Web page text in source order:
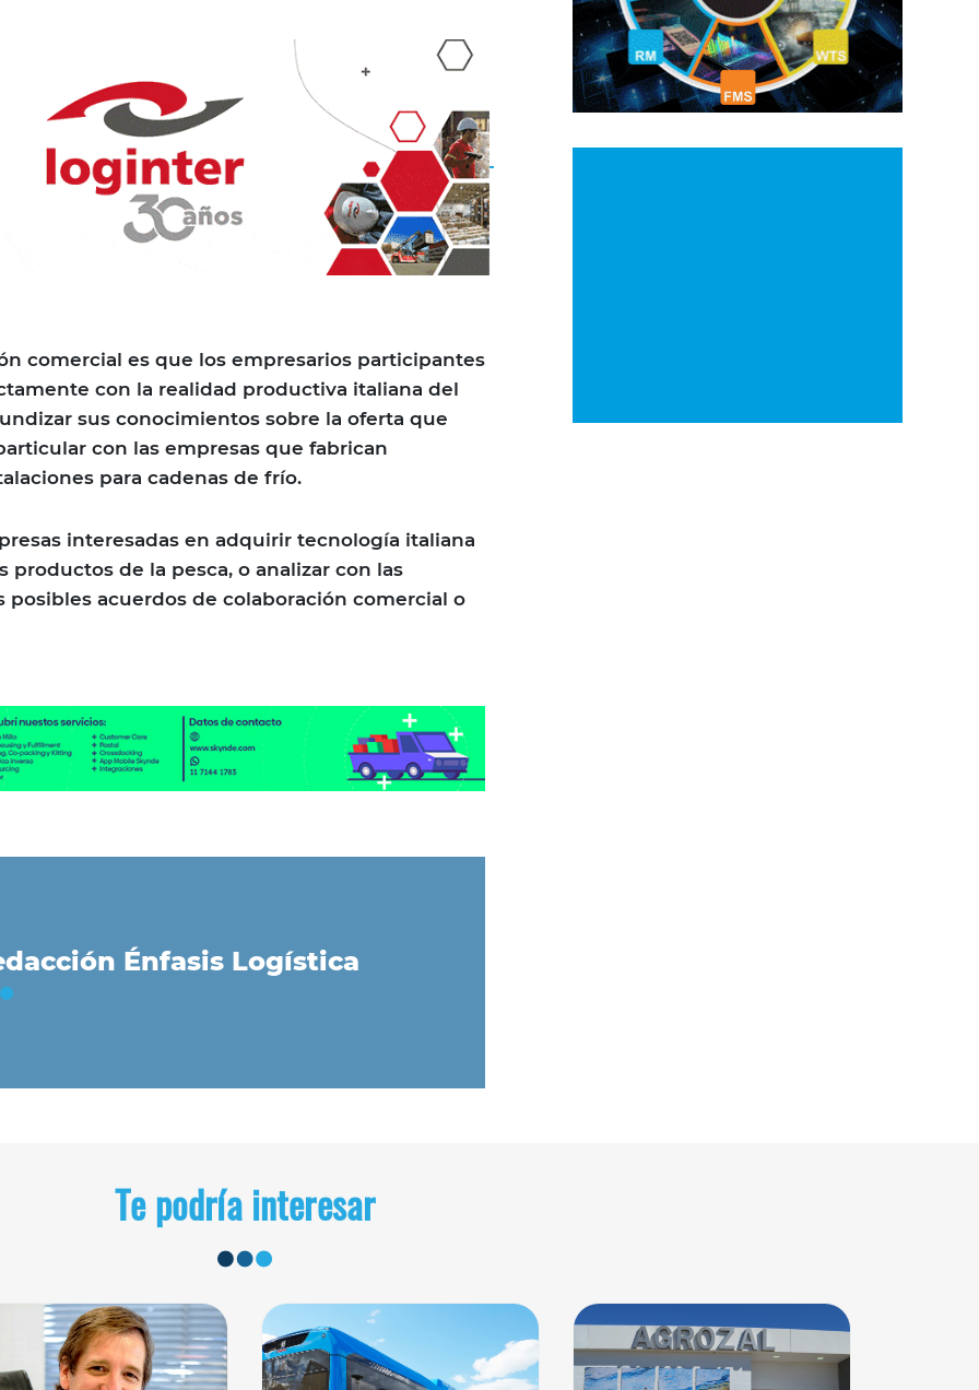
comercial es que los empresarios participantes
con la realidad productiva italiana del
sus conocimientos sobre la oferta que
con las empresas que fabrican
para cadenas de frío.
interesadas en adquirir tecnología italiana
productos de la pesca, o analizar con las
posibles acuerdos de colaboración comercial o
Énfasis Logística
Te podría interesar